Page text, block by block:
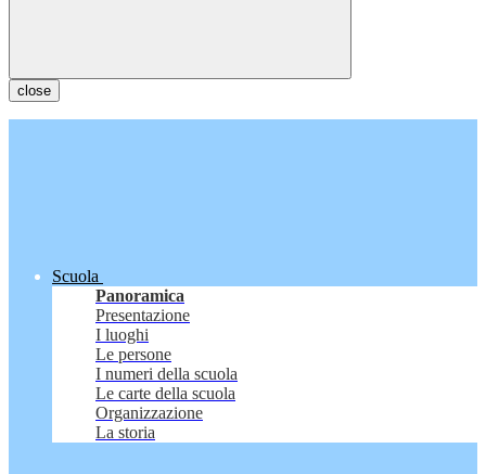
close
Scuola
Panoramica
Presentazione
I luoghi
Le persone
I numeri della scuola
Le carte della scuola
Organizzazione
La storia